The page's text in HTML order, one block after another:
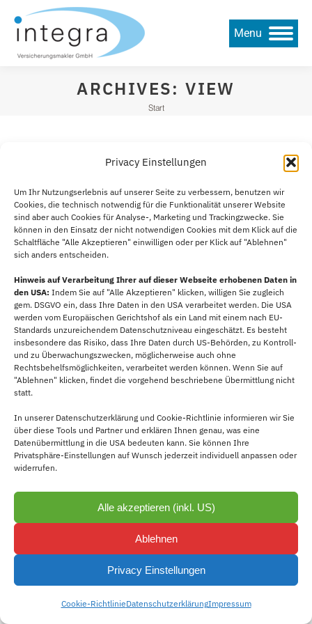
Privacy Einstellungen
Um Ihr Nutzungserlebnis auf unserer Seite zu verbessern, benutzen wir
Cookies, die technisch notwendig für die Funktionalität unserer Website
sind aber auch Cookies für Analyse-, Marketing und Trackingzwecke. Sie
können in den Einsatz der nicht notwendigen Cookies mit dem Klick auf die
Schaltfläche "Alle Akzeptieren" einwilligen oder per Klick auf "Ablehnen"
sich anders entscheiden.
Hinweis auf Verarbeitung Ihrer auf dieser Webseite erhobenen Daten in
den USA: Indem Sie auf "Alle Akzeptieren" klicken, willigen Sie zugleich
gem. DSGVO ein, dass Ihre Daten in den USA verarbeitet werden. Die USA
werden vom Europäischen Gerichtshof als ein Land mit einem nach EU-
Standards unzureichendem Datenschutzniveau eingeschätzt. Es besteht
insbesondere das Risiko, dass Ihre Daten durch US-Behörden, zu Kontroll-
und zu Überwachungszwecken, möglicherweise auch ohne
Rechtsbehelfsmöglichkeiten, verarbeitet werden können. Wenn Sie auf
"Ablehnen" klicken, findet die vorgehend beschriebene Übermittlung nicht
statt.
In unserer Datenschutzerklärung und Cookie-Richtlinie informieren wir Sie
über diese Tools und Partner und erklären Ihnen genau, was eine
Datenübermittlung in die USA bedeuten kann. Sie können Ihre
Privatsphäre-Einstellungen auf Wunsch jederzeit individuell anpassen oder
widerrufen.
Alle akzeptieren (inkl. US)
Ablehnen
Privacy Einstellungen
Cookie-RichtlinieDatenschutzerklärungImpressum
Menu
ARCHIVES:VIEW
Sie befinden sich hier:
Start
Nichts gefunden
Es scheint, dass wir nicht finden können, was Sie
suchen. Vielleicht kann die Suche helfen.
Search:
2026
Integra Versicherungsmakler GmbH
Footer